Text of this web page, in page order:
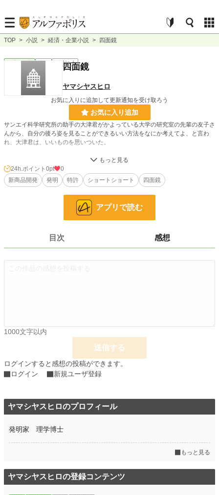
TOP > 小説 > 経済・企業小説 > 四面鏡
経済・企業 完結 ｼｮｰﾄｼｮｰﾄ
四面鏡
ヤマシヤスヒロ
お気に入りに追加して更新通知を受け取ろう
お気に入り追加
サンエイ科学研究所の助手の大津君がかよっている大学の研究室の先輩の友子さ
んから、自分の後ろ姿を見ることができるいい方法をなにか考えてよ、と言わ
れ、大津君は、いいものを思いついた。
228,937 位 / 228,937 件
経済・企業 437 位 / 437 件
更新日時 2021.02.06 16:40
年間ポイント 0 pt (228,937 位)
3,181 pt (144,969 位)
24h.ポイント 0pt
0
新商品開発
発明 特許 ショートショート 四面鏡
アプリで読む
目次 感想
1000文字以内
送信する
ログインすると感想の投稿ができます。
ログイン
新規ユーザ登録
ヤマシヤスヒロのプロフィール
発明家 理学博士
もっと見る
ヤマシヤスヒロの登録コンテンツ